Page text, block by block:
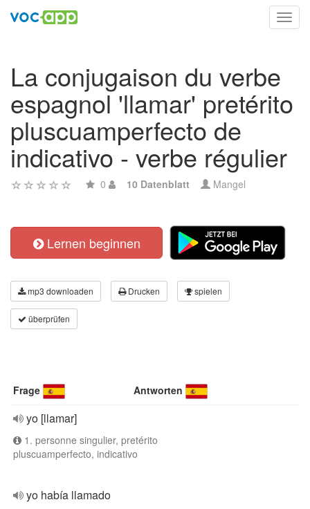
La conjugaison du verbe
espagnol 'llamar' pretérito
pluscuamperfecto de
indicativo - verbe régulier
0 10 Datenblatt Mangel
Lernen beginnen
mp3 downloaden Drucken spielen
überprüfen
Frage Antworten
yo [llamar]
1. personne singulier, pretérito
pluscuamperfecto, indicativo
yo había llamado